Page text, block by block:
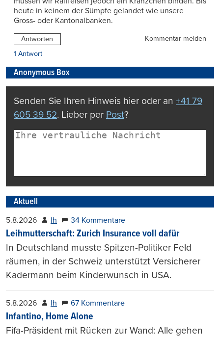
heute in keinem der Sümpfe gelandet wie unsere
Gross- oder Kantonalbanken.
Antworten
Kommentar melden
1 Antwort
Anonymous Box
Senden Sie Ihren Hinweis hier oder an +41 79
605 39 52. Lieber per Post?
Aktuell
5.8.2026 lh 34 Kommentare
Leihmutterschaft: Zurich Insurance voll dafür
In Deutschland musste Spitzen-Politiker Feld
räumen, in der Schweiz unterstützt Versicherer
Kadermann beim Kinderwunsch in USA.
5.8.2026 lh 67 Kommentare
Infantino, Home Alone
Fifa-Präsident mit Rücken zur Wand: Alle gehen